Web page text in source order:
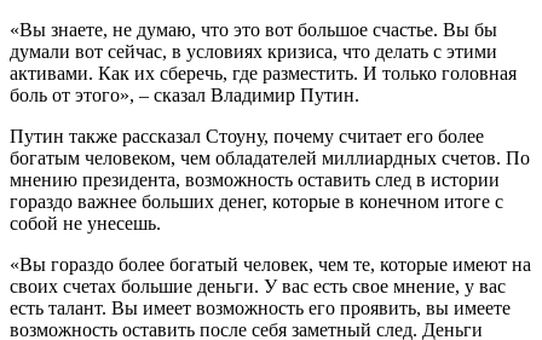
«Вы знаете, не думаю, что это вот большое счастье. Вы бы
думали вот сейчас, в условиях кризиса, что делать с этими
активами. Как их сберечь, где разместить. И только головная
боль от этого», – сказал Владимир Путин.
Путин также рассказал Стоуну, почему считает его более
богатым человеком, чем обладателей миллиардных счетов. По
мнению президента, возможность оставить след в истории
гораздо важнее больших денег, которые в конечном итоге с
собой не унесешь.
«Вы гораздо более богатый человек, чем те, которые имеют на
своих счетах большие деньги. У вас есть свое мнение, у вас
есть талант. Вы имеет возможность его проявить, вы имеете
возможность оставить после себя заметный след. Деньги